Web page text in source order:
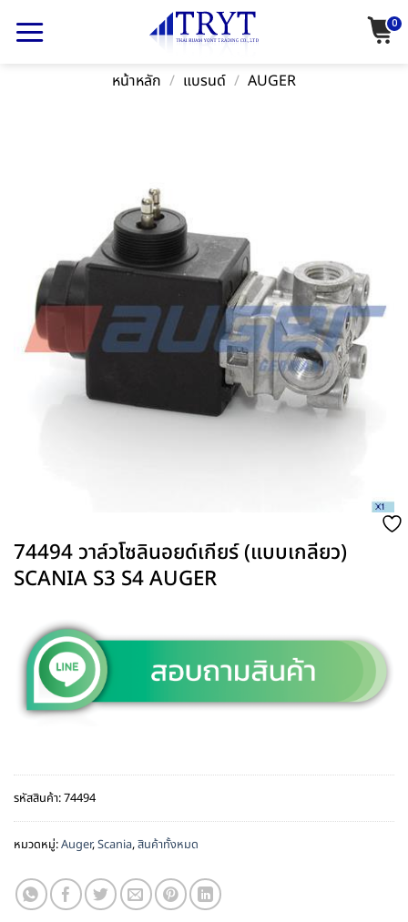
0
หน้าหลัก / แบรนด์ / AUGER
74494 วาล์วโซลินอยด์เกียร์ (แบบเกลียว)
SCANIA S3 S4 AUGER
รหัสสินค้า:74494
หมวดหมู่:Auger,Scania,สินค้าทั้งหมด